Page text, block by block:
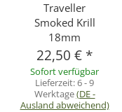
Traveller
Smoked Krill
18mm
22,50 € *
Sofort verfügbar
Lieferzeit:6 - 9
Werktage(DE -
Ausland abweichend)